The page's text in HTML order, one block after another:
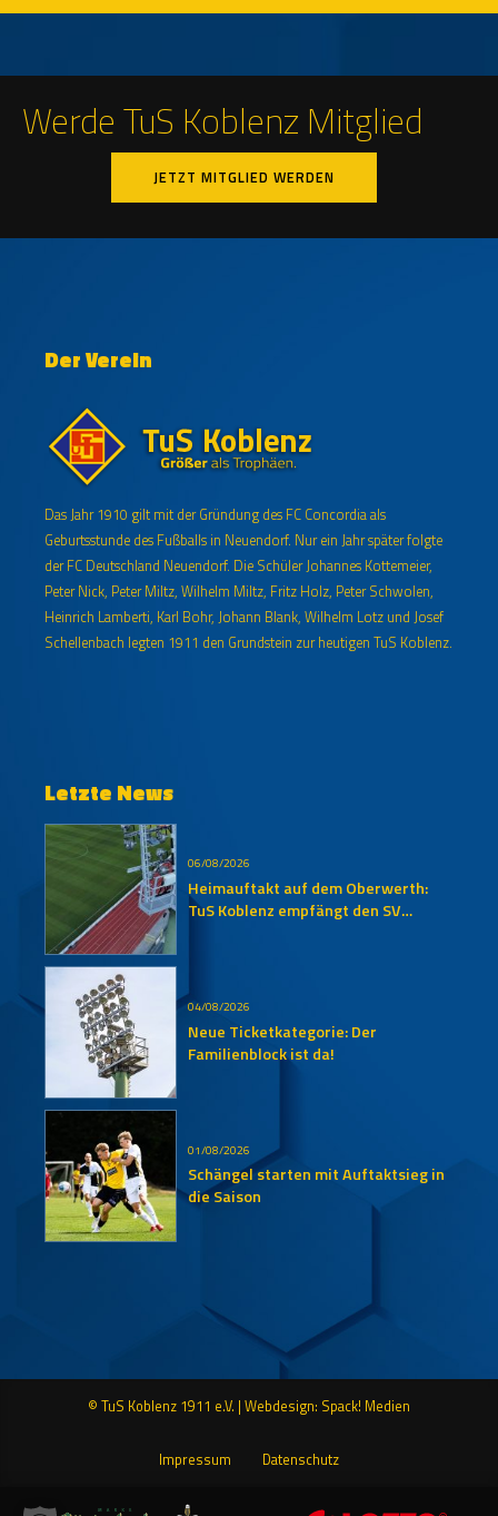
Werde TuS Koblenz Mitglied
JETZT MITGLIED WERDEN
Der Verein
Das Jahr 1910 gilt mit der Gründung des FC Concordia als
Geburtsstunde des Fußballs in Neuendorf. Nur ein Jahr später folgte
der FC Deutschland Neuendorf. Die Schüler Johannes Kottemeier,
Peter Nick, Peter Miltz, Wilhelm Miltz, Fritz Holz, Peter Schwolen,
Heinrich Lamberti, Karl Bohr, Johann Blank, Wilhelm Lotz und Josef
Schellenbach legten 1911 den Grundstein zur heutigen TuS Koblenz.
Letzte News
06/08/2026
Heimauftakt auf dem Oberwerth:
TuS Koblenz empfängt den SV
04/08/2026
Neue Ticketkategorie: Der
Familienblock ist da!
01/08/2026
Schängel starten mit Auftaktsieg in
die Saison
© TuS Koblenz 1911 e.V. | Webdesign: Spack! Medien
Impressum Datenschutz